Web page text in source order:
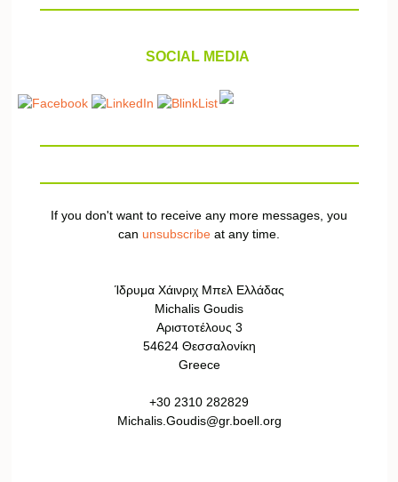
SOCIAL MEDIA
If you don't want to receive any more messages, you
can unsubscribe at any time.
Ίδρυμα Χάινριχ Μπελ Ελλάδας
Michalis Goudis
Αριστοτέλους 3
54624 Θεσσαλονίκη
Greece
+30 2310 282829
Michalis.Goudis@gr.boell.org